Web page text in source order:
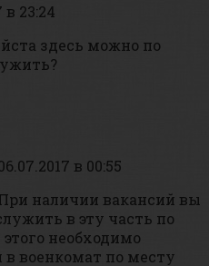
в 23:24
здесь можно по
в 00:55
наличии вакансий вы
в эту часть по
необходимо
в военкомат по месту